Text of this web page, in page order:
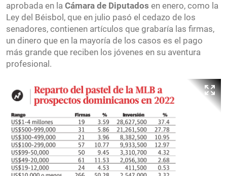
aprobada en la Cámara de Diputados en enero, como la
Ley del Béisbol, que en julio pasó el cedazo de los
senadores, contienen artículos que grabaría las firmas,
un dinero que en la mayoría de los casos es el pago
más grande que reciben los jóvenes en su aventura
profesional.